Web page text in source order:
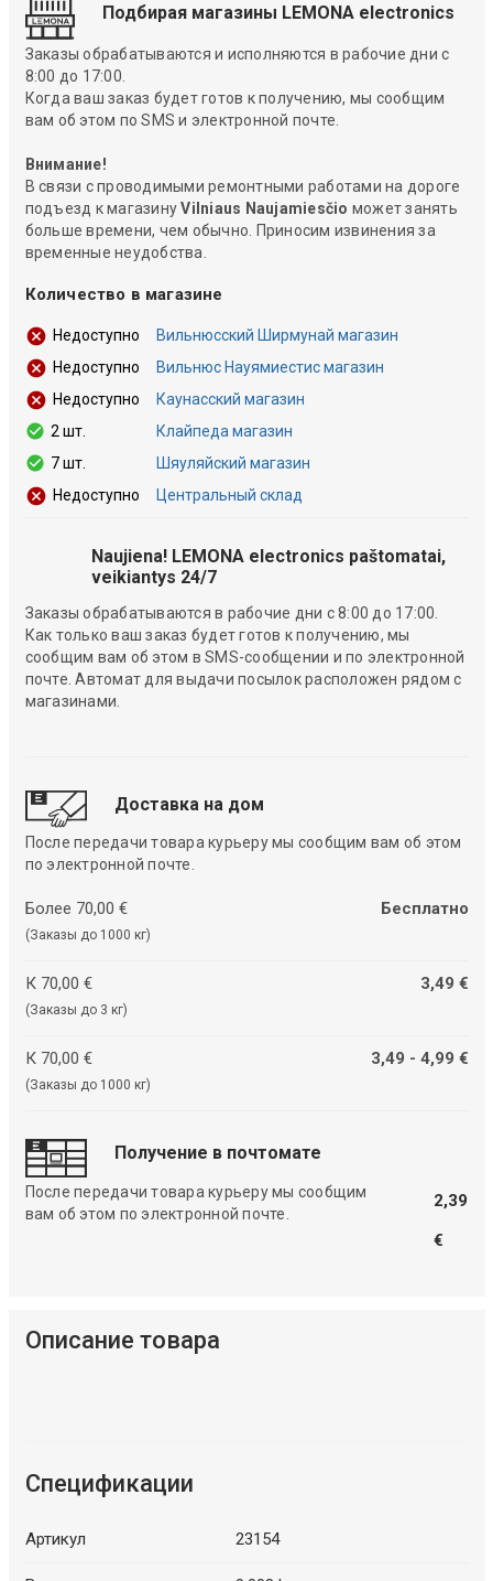
Подбирая магазины LEMONA electronics
Заказы обрабатываются и исполняются в рабочие дни с
8:00 до 17:00.
Когда ваш заказ будет готов к получению, мы сообщим
вам об этом по SMS и электронной почте.
Внимание!
В связи с проводимыми ремонтными работами на дороге
подъезд к магазинуVilniaus Naujamiesčio может занять
больше времени, чем обычно. Приносим извинения за
временные неудобства.
Количество в магазине
Недоступно
Вильнюсский Ширмунай магазин
Недоступно
Вильнюс Науямиестис магазин
Недоступно
Каунасский магазин
2 шт.
Клайпеда магазин
7 шт.
Шяуляйский магазин
Недоступно
Центральный склад
Naujiena! LEMONA electronics paštomatai,
veikiantys 24/7
Заказы обрабатываются в рабочие дни с 8:00 до 17:00.
Как только ваш заказ будет готов к получению, мы
сообщим вам об этом в SMS-сообщении и по электронной
почте. Автомат для выдачи посылок расположен рядом с
магазинами.
Доставка на дом
После передачи товара курьеру мы сообщим вам об этом
по электронной почте.
Более 70,00 €
(Заказы до 1000 кг)
Бесплатно
К 70,00 €
(Заказы до 3 кг)
3,49 €
К 70,00 €
(Заказы до 1000 кг)
3,49 - 4,99 €
Получение в почтомате
После передачи товара курьеру мы сообщим
вам об этом по электронной почте.
2,39
€
Описание товара
Спецификации
Артикул 23154